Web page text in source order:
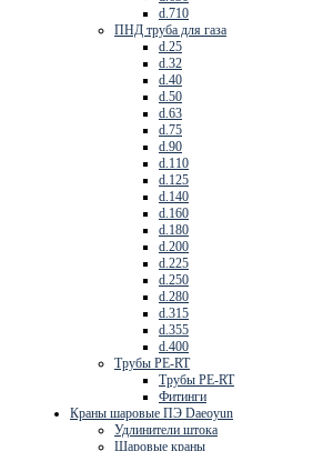
d.710
ПНД труба для газа
d.25
d.32
d.40
d.50
d.63
d.75
d.90
d.110
d.125
d.140
d.160
d.180
d.200
d.225
d.250
d.280
d.315
d.355
d.400
Трубы PE-RT
Трубы PE-RT
Фитинги
Краны шаровые ПЭ Daeoyun
Удлинители штока
Шаровые краны